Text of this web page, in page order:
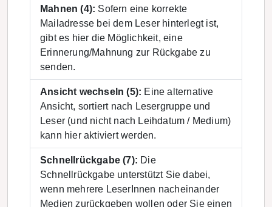
Mahnen (4): Sofern eine korrekte
Mailadresse bei dem Leser hinterlegt ist,
gibt es hier die Möglichkeit, eine
Erinnerung/Mahnung zur Rückgabe zu
senden.
Ansicht wechseln (5): Eine alternative
Ansicht, sortiert nach Lesergruppe und
Leser (und nicht nach Leihdatum / Medium)
kann hier aktiviert werden.
Schnellrückgabe (7): Die
Schnellrückgabe unterstützt Sie dabei,
wenn mehrere LeserInnen nacheinander
Medien zurückgeben wollen oder Sie einen